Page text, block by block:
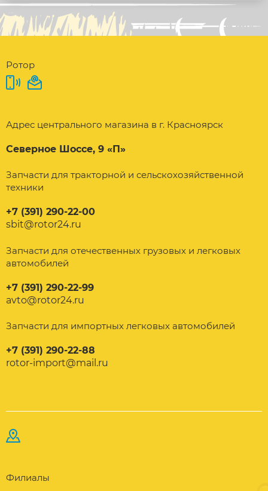
Ротор
Адрес центрального магазина в г. Красноярск
Северное Шоссе, 9 «П»
Запчасти для тракторной и сельскохозяйственной
техники
+7 (391) 290-22-00
sbit@rotor24.ru
Запчасти для отечественных грузовых и легковых
автомобилей
+7 (391) 290-22-99
avto@rotor24.ru
Запчасти для импортных легковых автомобилей
+7 (391) 290-22-88
rotor-import@mail.ru
Филиалы